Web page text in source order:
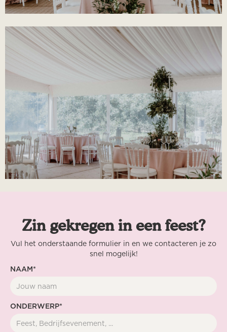
Zin gekregen in een feest?
Vul het onderstaande formulier in en we contacteren je zo
snel mogelijk!
NAAM*
ONDERWERP*